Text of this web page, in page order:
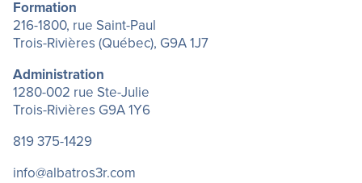
Formation
216-1800, rue Saint-Paul
Trois-Rivières (Québec), G9A 1J7
Administration
1280-002 rue Ste-Julie
Trois-Rivières G9A 1Y6
819 375-1429
info@albatros3r.com